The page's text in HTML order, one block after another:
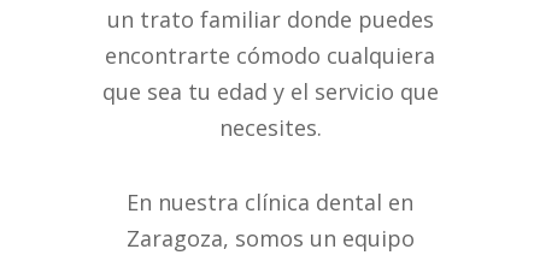
un trato familiar donde puedes
encontrarte cómodo cualquiera
que sea tu edad y el servicio que
necesites.
En nuestra clínica dental en
Zaragoza, somos un equipo